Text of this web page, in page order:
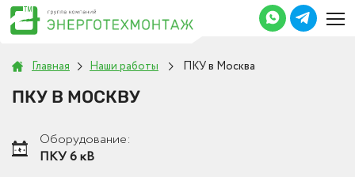
Главная Наши работы ПКУ в Москва
ПКУ В МОСКВУ
Оборудование:
ПКУ 6 кВ